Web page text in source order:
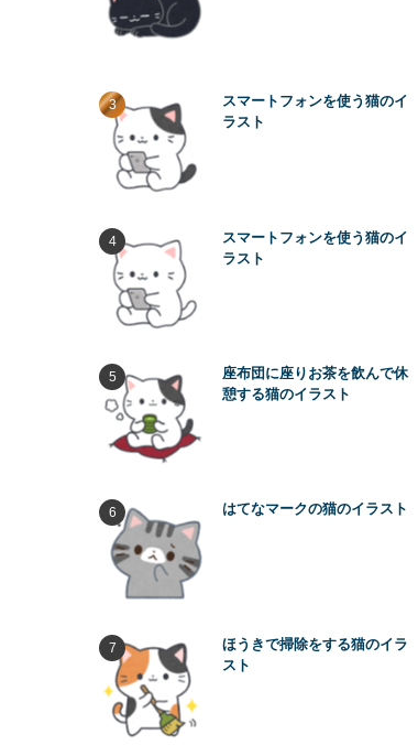
スマートフォンを使う猫のイ
ラスト
スマートフォンを使う猫のイ
ラスト
座布団に座りお茶を飲んで休
憩する猫のイラスト
はてなマークの猫のイラスト
ほうきで掃除をする猫のイラ
スト